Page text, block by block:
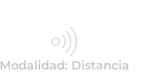
Modalidad: Distancia